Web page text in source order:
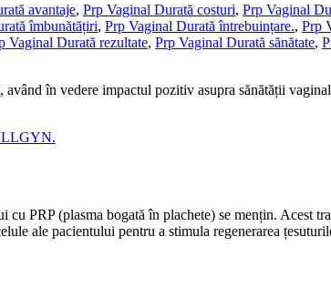
avantaje, Prp Vaginal Durată costuri, Prp Vaginal
îmbunătățiri, Prp Vaginal Durată întrebuințare., Prp
Vaginal Durată rezultate, Prp Vaginal Durată sănătate,
având în vedere impactul pozitiv asupra sănătății
PRP (plasma bogată în plachete) se mențin. Acest
ale pacientului pentru a stimula regenerarea